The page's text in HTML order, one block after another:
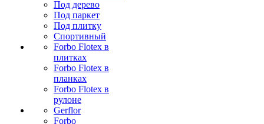
Под дерево
Под паркет
Под плитку
Спортивный
Forbo Flotex в
плитках
Forbo Flotex в
планках
Forbo Flotex в
рулоне
Gerflor
Forbo